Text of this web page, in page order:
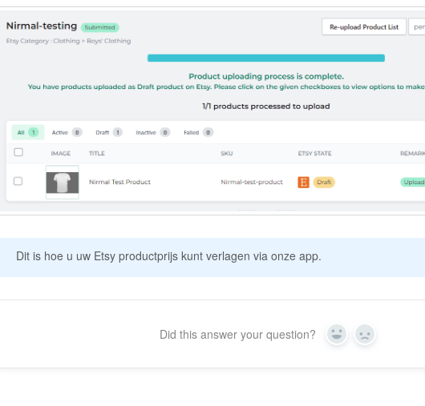
Dit is hoe u uw Etsy productprijs kunt verlagen via onze app.
Did this answer your question? Yes No